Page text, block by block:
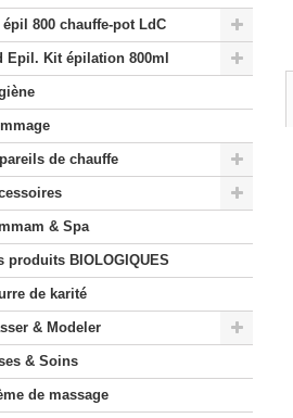
épil 800 chauffe-pot LdC
Epil. Kit épilation 800ml
de chauffe
& Spa
produits BIOLOGIQUES
de karité
& Modeler
& Soins
de massage